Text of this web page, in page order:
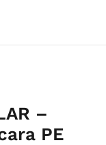
–
PE